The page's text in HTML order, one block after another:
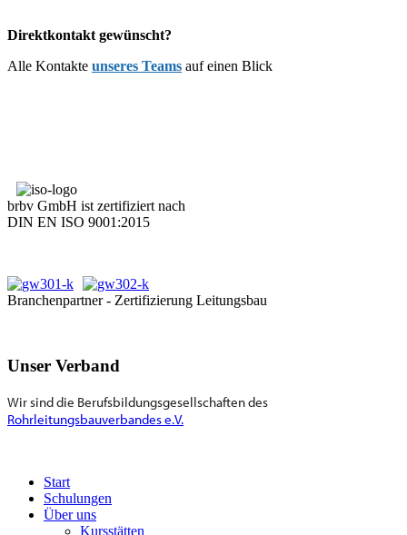
Direktkontakt gewünscht?
Alle Kontakte unseres Teams auf einen Blick
brbv GmbH ist zertifiziert nach
DIN EN ISO 9001:2015
Branchenpartner - Zertifizierung Leitungsbau
Unser Verband
Wir sind die Berufsbildungsgesellschaften des
Rohrleitungsbauverbandes e.V.
Start
Schulungen
Über uns
Kursstätten